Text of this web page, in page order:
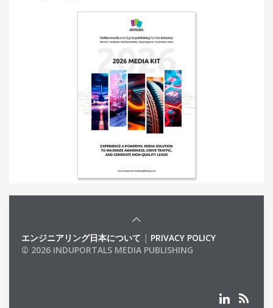
エンジニアリング日本について | PRIVACY POLICY
© 2026 INDUPORTALS MEDIA PUBLISHING